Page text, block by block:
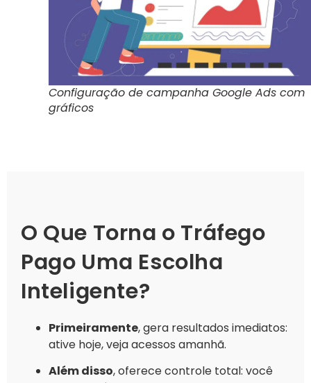
Configuração de campanha Google Ads com
gráficos
O Que Torna o Tráfego
Pago Uma Escolha
Inteligente?
Primeiramente, gera resultados imediatos:
ative hoje, veja acessos amanhã.
Além disso, oferece controle total: você